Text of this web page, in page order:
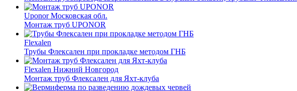
Uponor Московская обл.
Монтаж труб UPONOR
Flexalen
Трубы Флексален при прокладке методом ГНБ
Flexalen Нижний Новгород
Монтаж труб Флексален для Яхт-клуба